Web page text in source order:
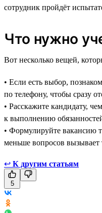
сотрудник пройдёт
Что нужно
Вот несколько вещей,
• Если есть выбор,
по телефону, чтобы сразу
• Расскажите кандидату,
к выполнению
• Формулируйте вакансию
меньше вопросов вызывает
↩ К другим статьям
5